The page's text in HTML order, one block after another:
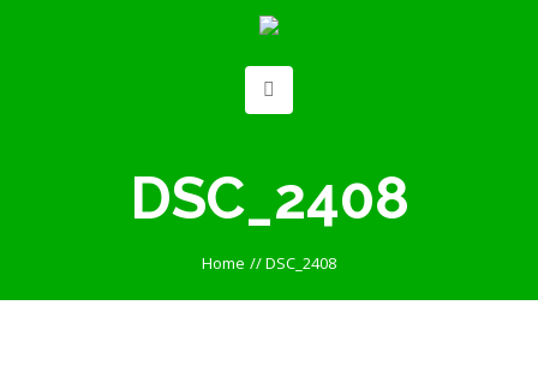
DSC_2408
Home //DSC_2408